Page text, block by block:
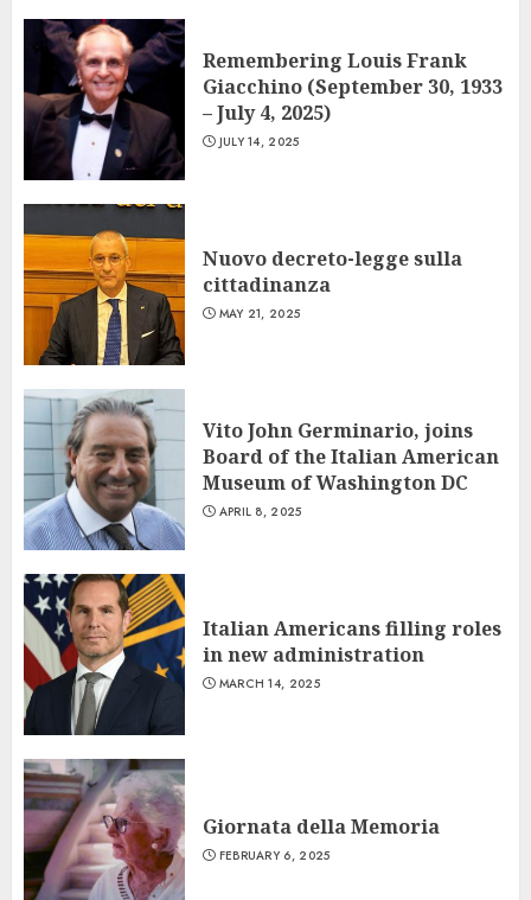
Remembering Louis Frank
Giacchino (September 30, 1933
– July 4, 2025)
JULY 14, 2025
Nuovo decreto-legge sulla
cittadinanza
MAY 21, 2025
Vito John Germinario, joins
Board of the Italian American
Museum of Washington DC
APRIL 8, 2025
Italian Americans filling roles
in new administration
MARCH 14, 2025
Giornata della Memoria
FEBRUARY 6, 2025